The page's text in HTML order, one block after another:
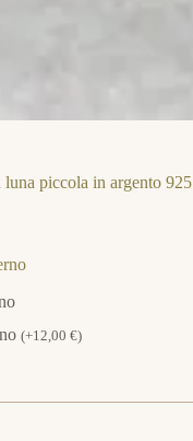
piccola in argento 925
(+12,00 €)